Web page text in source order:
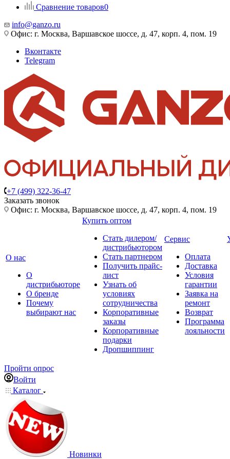
Сравнение товаров0
info@ganzo.ru
Офис: г. Москва, Варшавское шоссе, д. 47, корп. 4, пом. 19
Вконтакте
Telegram
+7 (499) 322-36-47
Заказать звонок
Офис: г. Москва, Варшавское шоссе, д. 47, корп. 4, пом. 19
О нас
О
дистрибьюторе
О бренде
Почему
выбирают нас
Купить оптом
Стать дилером/
дистрибьютором
Стать партнером
Получить прайс-
лист
Узнать об
условиях
сотрудничества
Корпоративные
заказы
Корпоративные
подарки
Дропшиппинг
Сервис
Оплата
Доставка
Условия
гарантии
Заявка на
ремонт
Возврат
Программа
лояльности
Пройти опрос
Войти
Каталог
Новинки